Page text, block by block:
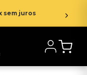
sem juros